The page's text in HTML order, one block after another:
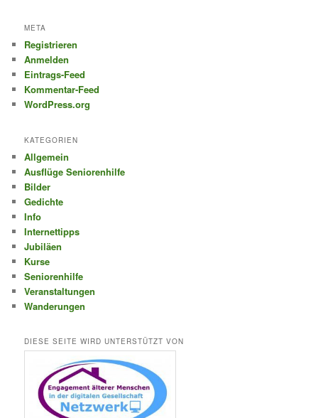
META
Registrieren
Anmelden
Eintrags-Feed
Kommentar-Feed
WordPress.org
KATEGORIEN
Allgemein
Ausflüge Seniorenhilfe
Bilder
Gedichte
Info
Internettipps
Jubiläen
Kurse
Seniorenhilfe
Veranstaltungen
Wanderungen
DIESE SEITE WIRD UNTERSTÜTZT VON